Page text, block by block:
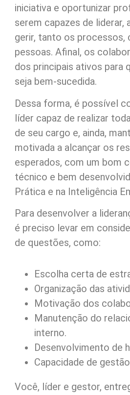
iniciativa e oportunizar
serem capazes de liderar,
gerir, tanto os processos,
pessoas. Afinal, os
dos principais ativos para
seja bem-sucedida.
Dessa forma, é possível
líder capaz de realizar
de seu cargo e, ainda,
motivada a alcançar os
esperados, com um bom
técnico e bem
Prática e na Inteligência
Para desenvolver a
é preciso levar em
de questões, como:
Escolha certa de
Organização das
Motivação dos
Manutenção do
interno.
Desenvolvimento de
Capacidade de
Você, líder e gestor,